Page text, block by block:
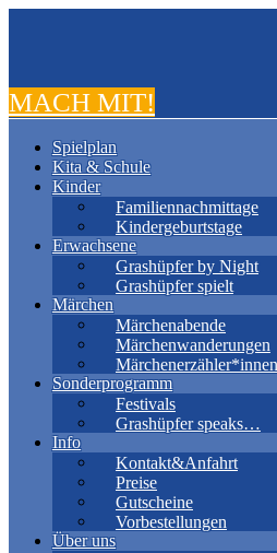
MACH MIT!
Spielplan
Kita & Schule
Kinder
Familiennachmittage
Kindergeburtstage
Erwachsene
Grashüpfer by Night
Grashüpfer spielt
Märchen
Märchenabende
Märchenwanderungen
Märchenerzähler*innen
Sonderprogramm
Festivals
Grashüpfer speaks…
Info
Kontakt&Anfahrt
Preise
Gutscheine
Vorbestellungen
Über uns